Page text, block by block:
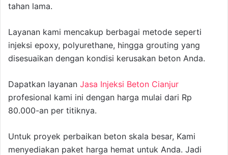
tahan lama.
Layanan kami mencakup berbagai metode seperti
injeksi epoxy, polyurethane, hingga grouting yang
disesuaikan dengan kondisi kerusakan beton Anda.
Dapatkan layanan Jasa Injeksi Beton Cianjur
profesional kami ini dengan harga mulai dari Rp
80.000-an per titiknya.
Untuk proyek perbaikan beton skala besar, Kami
menyediakan paket harga hemat untuk Anda. Jadi